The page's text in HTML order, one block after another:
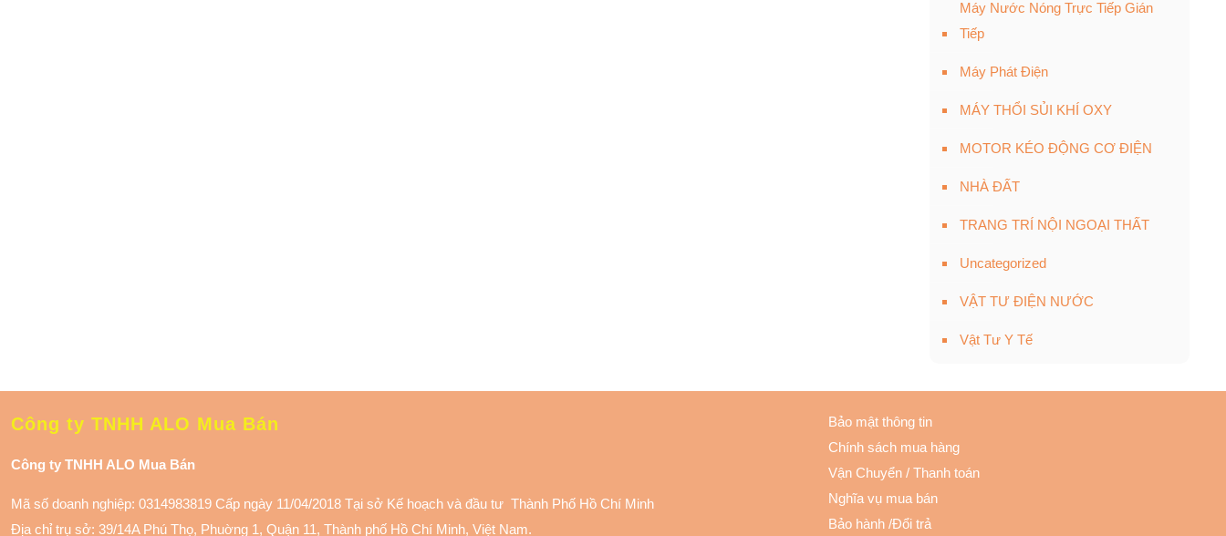
Máy Nước Nóng Trực Tiếp Gián
Tiếp
Máy Phát Điện
MÁY THỔI SỦI KHÍ OXY
MOTOR KÉO ĐỘNG CƠ ĐIỆN
NHÀ ĐẤT
TRANG TRÍ NỘI NGOẠI THẤT
Uncategorized
VẬT TƯ ĐIỆN NƯỚC
Vật Tư Y Tế
Công ty TNHH ALO Mua Bán
Công ty TNHH ALO Mua Bán
Mã số doanh nghiệp: 0314983819 Cấp ngày 11/04/2018 Tại sở Kế hoạch và đầu tư Thành Phố Hồ Chí Minh
Địa chỉ trụ sở: 39/14A Phú Thọ, Phuờng 1, Quận 11, Thành phố Hồ Chí Minh, Việt Nam.
Bảo mật thông tin
Chính sách mua hàng
Vận Chuyển /Thanh toán
Nghĩa vụ mua bán
Bảo hành/Đổi trả